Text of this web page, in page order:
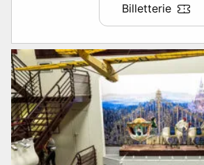
Billetterie